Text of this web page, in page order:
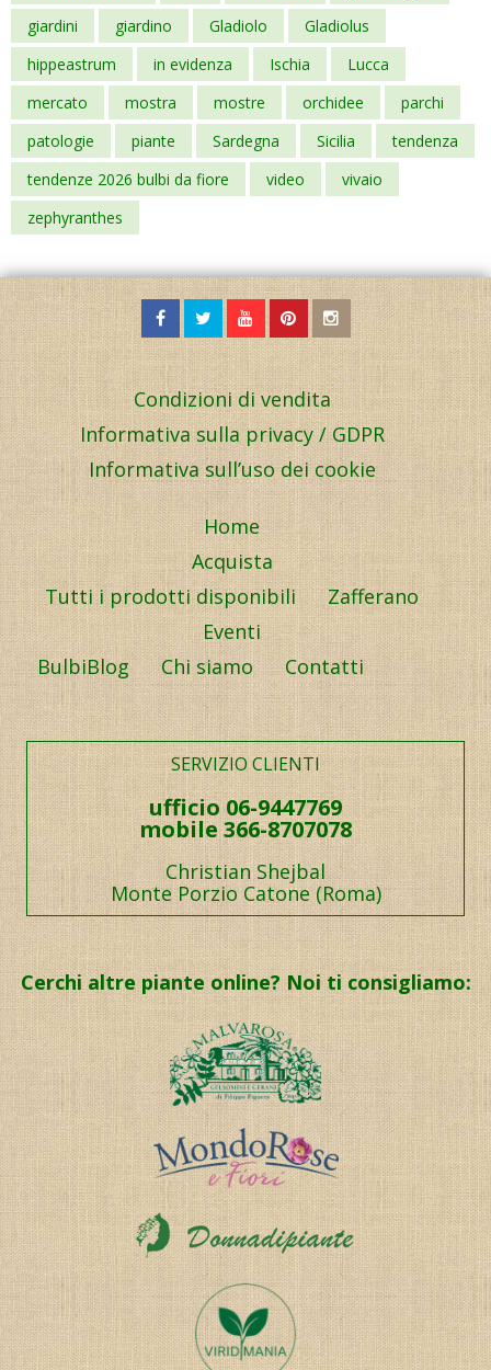
giardini
giardino Gladiolo
Gladiolus
hippeastrum
in evidenza Ischia
Lucca
mercato
mostra mostre orchidee
parchi
patologie
piante Sardegna Sicilia
tendenza
tendenze 2026 bulbi da fiore
video
vivaio
zephyranthes
Condizioni di vendita
Informativa sulla privacy / GDPR
Informativa sull’uso dei cookie
Home
Acquista
Tutti i prodotti disponibili
Zafferano
Eventi
BulbiBlog
Chi siamo Contatti
SERVIZIO CLIENTI
ufficio 06-9447769
mobile 366-8707078
Christian Shejbal
Monte Porzio Catone (Roma)
Cerchi altre piante online? Noi ti consigliamo: